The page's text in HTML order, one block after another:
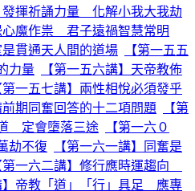
發揮祈誦力量 化解小我大我劫
心魔作祟 君子遠禍智慧常明
是貫通天人間的道場
【第一五五
力量
【第一五六講】天帝教佈
第一五七講】兩性相悅必須發乎
前期同奮回答的十二項問題
【第
定會墮落三途
【第一六０
劫不復
【第一六一講】同奮是
第一六二講】修行應時運趨向
】帝教「道」「行」具足 應專